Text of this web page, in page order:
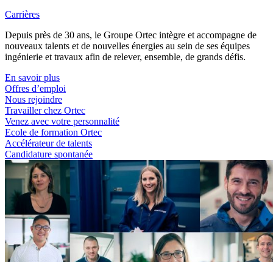
Carrières
Depuis près de 30 ans, le Groupe Ortec intègre et accompagne de
nouveaux talents et de nouvelles énergies au sein de ses équipes
ingénierie et travaux afin de relever, ensemble, de grands défis.
En savoir plus
Offres d’emploi
Nous rejoindre
Travailler chez Ortec
Venez avec votre personnalité
Ecole de formation Ortec
Accélérateur de talents
Candidature spontanée